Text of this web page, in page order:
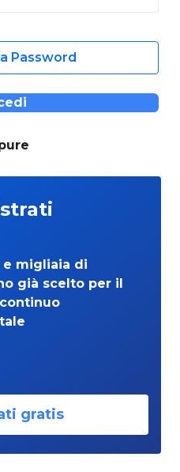
Password
e migliaia di
già scelto per il
gratis